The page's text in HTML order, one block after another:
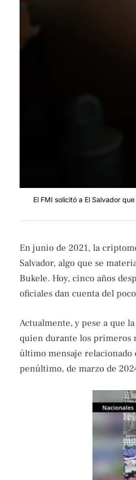
El FMI solicitó a El Salvador
En junio de 2021, la
Salvador, algo que se
Bukele. Hoy, cinco años
oficiales dan cuenta del
Actualmente, y pese a que
quien durante los primeros
último mensaje
penúltimo, de marzo de